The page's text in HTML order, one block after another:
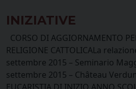
INIZIATIVE
CORSO DI AGGIORNAMENTO
RELIGIONE CATTOLICALa
settembre 2015 – Seminario
settembre 2015 – Château